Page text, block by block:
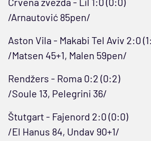
/Arnautović 85pen/
Aston Vila - Makabi Tel Aviv 2:0
/Matsen 45+1, Malen 59pen/
Rendžers - Roma 0:2 (0:2)
/Soule 13, Pelegrini 36/
Štutgart - Fajenord 2:0 (0:0)
/El Hanus 84, Undav 90+1/